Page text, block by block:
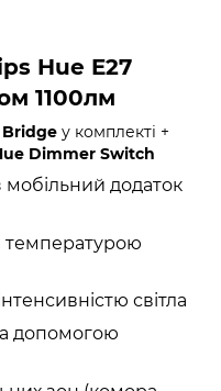
Hue E27
1100лм
Bridge у комплекті +
Dimmer Switch
додаток
температурою
світла
допомогою